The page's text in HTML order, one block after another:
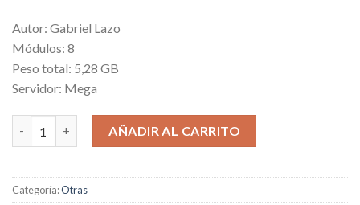
Autor: Gabriel Lazo
Módulos: 8
Peso total: 5,28 GB
Servidor: Mega
Hacking Corporativo cantidadAÑADIR AL CARRITO
Categoría:Otras